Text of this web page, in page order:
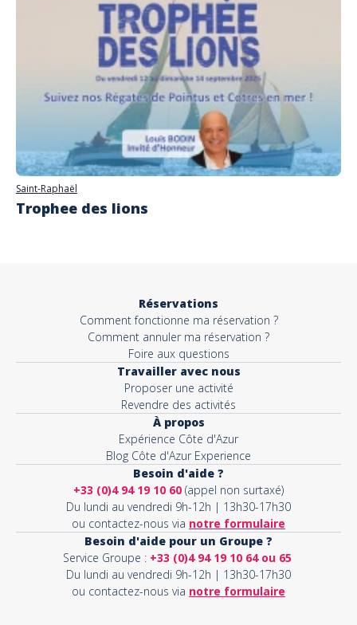
Saint-Raphaël
Trophee des lions
Réservations
Comment fonctionne ma réservation ?
Comment annuler ma réservation ?
Foire aux questions
Travailler avec nous
Proposer une activité
Revendre des activités
À propos
Expérience Côte d'Azur
Blog Côte d'Azur Experience
Besoin d'aide ?
+33 (0)4 94 19 10 60 (appel non surtaxé)
Du lundi au vendredi 9h-12h | 13h30-17h30
ou contactez-nous via notre formulaire
Besoin d'aide pour un Groupe ?
Service Groupe : +33 (0)4 94 19 10 64 ou 65
Du lundi au vendredi 9h-12h | 13h30-17h30
ou contactez-nous via notre formulaire